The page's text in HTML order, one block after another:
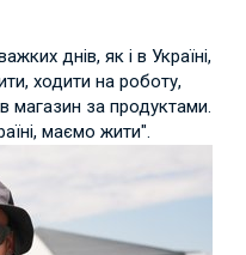
днів, як і в Україні,
ходити на роботу,
магазин за продуктами.
маємо жити".